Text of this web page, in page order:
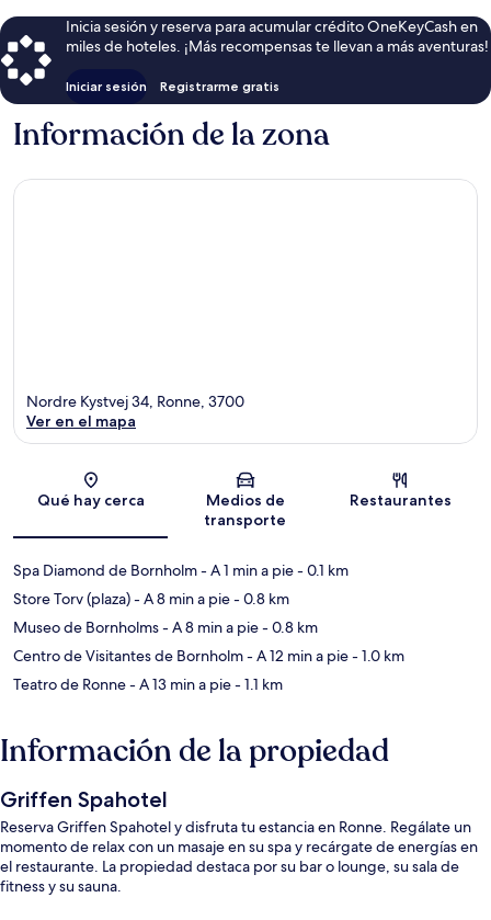
Inicia sesión y reserva para acumular crédito OneKeyCash en
miles de hoteles. ¡Más recompensas te llevan a más aventuras!
Iniciar sesión Registrarme gratis
Información de la zona
Sección del mapa
Nordre Kystvej 34, Ronne, 3700
Ver en el mapa
Qué hay cerca
Medios de
transporte
Restaurantes
Spa Diamond de Bornholm- A 1 min a pie- 0.1 km
Store Torv (plaza)- A 8 min a pie- 0.8 km
Museo de Bornholms- A 8 min a pie- 0.8 km
Centro de Visitantes de Bornholm- A 12 min a pie- 1.0 km
Teatro de Ronne- A 13 min a pie- 1.1 km
Información de la propiedad
Griffen Spahotel
Reserva Griffen Spahotel y disfruta tu estancia en Ronne. Regálate un
momento de relax con un masaje en su spa y recárgate de energías en
el restaurante. La propiedad destaca por su bar o lounge, su sala de
fitness y su sauna.